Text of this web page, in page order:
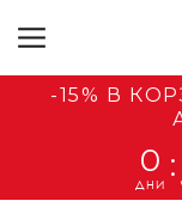
-15% В
0
ДНИ
: